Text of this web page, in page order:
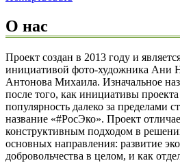
О нас
Проект создан в 2013 году и
инициативой фото-художника Ани
Антонова Михаила. Изначальное
после того, как инициативы
популярность далеко за пределами
название «#РосЭко». Проект
конструктивным подходом в
основных направления: развитие
добровольчества в целом, и как